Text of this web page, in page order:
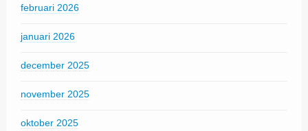
februari 2026
januari 2026
december 2025
november 2025
oktober 2025